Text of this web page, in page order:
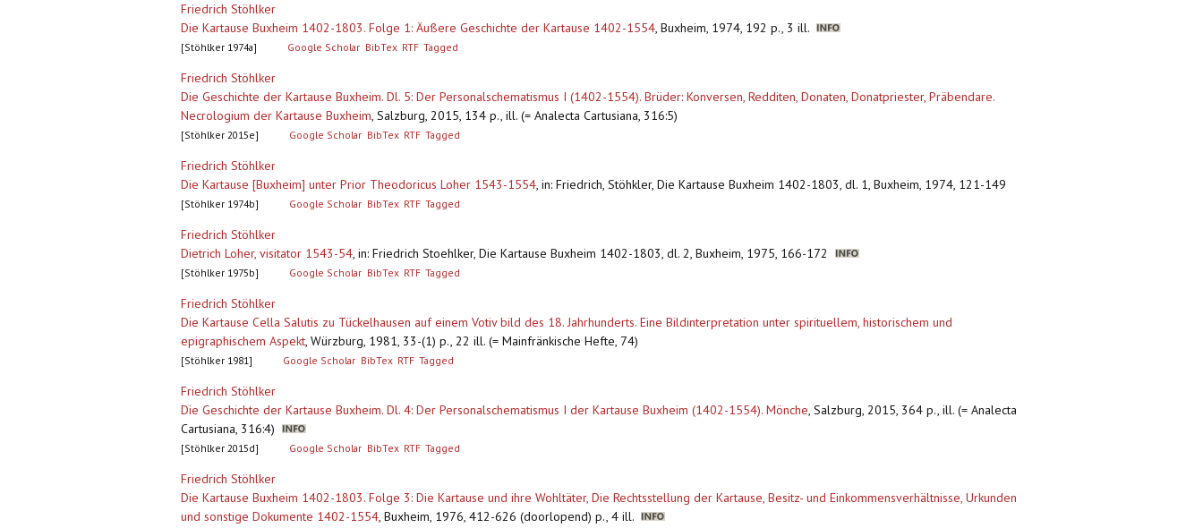
Friedrich Stöhlker
Die Kartause Buxheim 1402-1803. Folge 1: Äußere Geschichte der Kartause 1402-1554, Buxheim, 1974, 192 p., 3 ill.
[Stöhlker 1974a] Google Scholar BibTex RTF Tagged
Friedrich Stöhlker
Die Geschichte der Kartause Buxheim. Dl. 5: Der Personalschematismus I (1402-1554). Brüder: Konversen, Redditen, Donaten, Donatpriester, Präbendare.
Necrologium der Kartause Buxheim, Salzburg, 2015, 134 p., ill. (= Analecta Cartusiana, 316:5)
[Stöhlker 2015e] Google Scholar BibTex RTF Tagged
Friedrich Stöhlker
Die Kartause [Buxheim] unter Prior Theodoricus Loher 1543-1554, in: Friedrich, Stöhkler, Die Kartause Buxheim 1402-1803, dl. 1, Buxheim, 1974, 121-149
[Stöhlker 1974b] Google Scholar BibTex RTF Tagged
Friedrich Stöhlker
Dietrich Loher, visitator 1543-54, in: Friedrich Stoehlker, Die Kartause Buxheim 1402-1803, dl. 2, Buxheim, 1975, 166-172
[Stöhlker 1975b] Google Scholar BibTex RTF Tagged
Friedrich Stöhlker
Die Kartause Cella Salutis zu Tückelhausen auf einem Votiv bild des 18. Jahrhunderts. Eine Bildinterpretation unter spirituellem, historischem und
epigraphischem Aspekt, Würzburg, 1981, 33-(1) p., 22 ill. (= Mainfränkische Hefte, 74)
[Stöhlker 1981] Google Scholar BibTex RTF Tagged
Friedrich Stöhlker
Die Geschichte der Kartause Buxheim. Dl. 4: Der Personalschematismus I der Kartause Buxheim (1402-1554). Mönche, Salzburg, 2015, 364 p., ill. (= Analecta
Cartusiana, 316:4)
[Stöhlker 2015d] Google Scholar BibTex RTF Tagged
Friedrich Stöhlker
Die Kartause Buxheim 1402-1803. Folge 3: Die Kartause und ihre Wohltäter, Die Rechtsstellung der Kartause, Besitz- und Einkommensverhältnisse, Urkunden
und sonstige Dokumente 1402-1554, Buxheim, 1976, 412-626 (doorlopend) p., 4 ill.